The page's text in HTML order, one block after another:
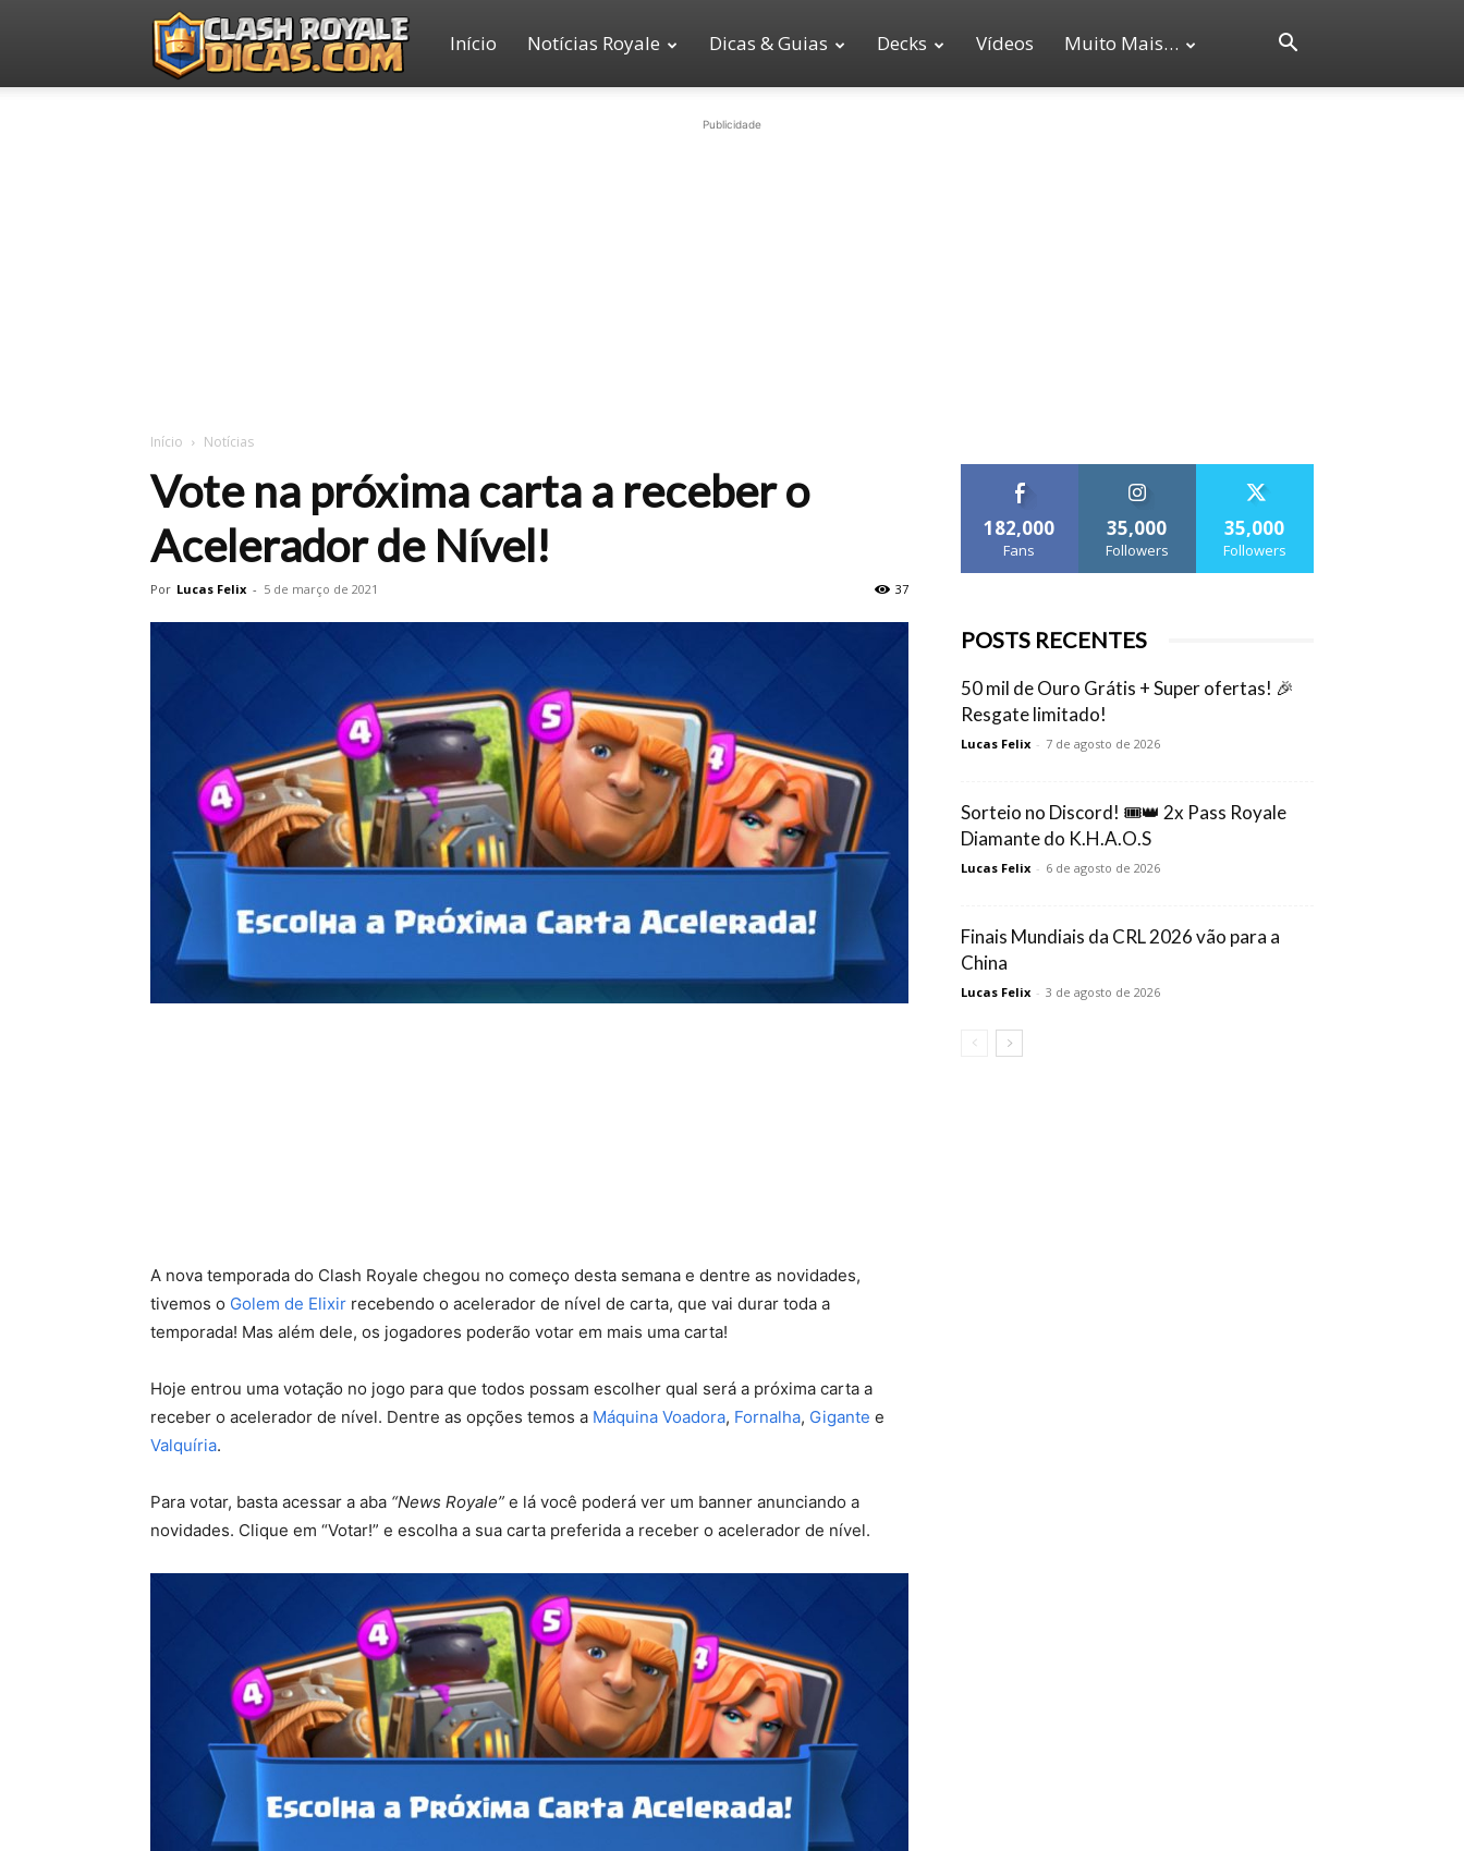
Clash
Início Notícias Royale Dicas & Guias Decks Vídeos Muito Mais…
Publicidade
Início Notícias
Vote na próxima carta a receber o
Acelerador de Nível!
Por Lucas Felix - 5 de março de 2021 37
A nova temporada do Clash Royale chegou no começo desta semana e dentre as novidades,
tivemos o Golem de Elixir recebendo o acelerador de nível de carta, que vai durar toda a
temporada! Mas além dele, os jogadores poderão votar em mais uma carta!
Hoje entrou uma votação no jogo para que todos possam escolher qual será a próxima carta a
receber o acelerador de nível. Dentre as opções temos a Máquina Voadora, Fornalha, Gigante e
Valquíria.
Para votar, basta acessar a aba “News Royale” e lá você poderá ver um banner anunciando a
novidades. Clique em “Votar!” e escolha a sua carta preferida a receber o acelerador de nível.
182,000
Fans
35,000
Followers
35,000
Followers
POSTS RECENTES
50 mil de Ouro Grátis + Super ofertas! 🎉
Resgate limitado!
Lucas Felix - 7 de agosto de 2026
Sorteio no Discord! 🎟️👑 2x Pass Royale
Diamante do K.H.A.O.S
Lucas Felix - 6 de agosto de 2026
Finais Mundiais da CRL 2026 vão para a
China
Lucas Felix - 3 de agosto de 2026